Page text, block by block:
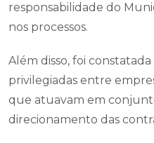
responsabilidade do
nos processos.
Além disso, foi
privilegiadas entre
que atuavam em
direcionamento das